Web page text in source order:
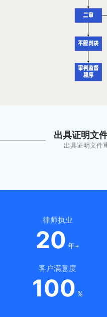
出具证明文
出具证明文件
律师执业
20 年+
客户满意度
100 %